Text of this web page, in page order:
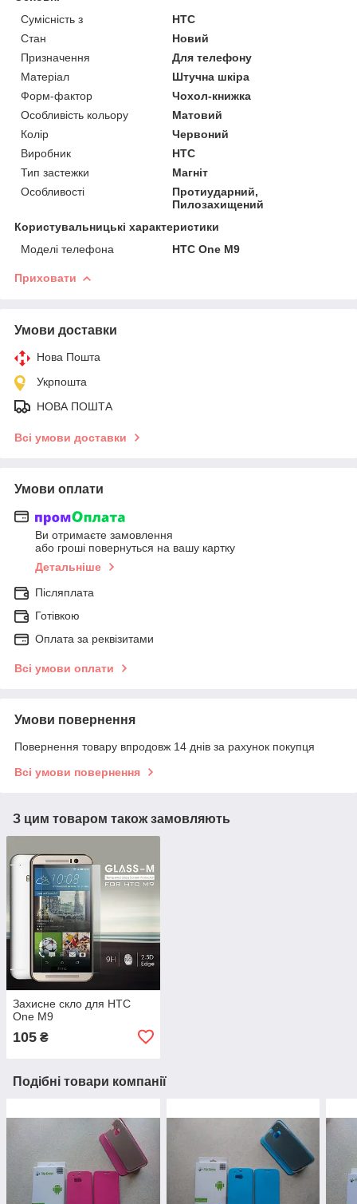
Сумісність з
HTC
Стан
Новий
Призначення
Для телефону
Матеріал
Штучна шкіра
Форм-фактор
Чохол-книжка
Особливість кольору
Матовий
Колір
Червоний
Виробник
HTC
Тип застежки
Магніт
Особливості
Протиударний,
Пилозахищений
Користувальницькі характеристики
Моделі телефона
HTC One M9
Приховати
Умови доставки
Нова Пошта
Укрпошта
НОВА ПОШТА
Всі умови доставки
Умови оплати
Ви отримаєте замовлення
або гроші повернуться на вашу картку
Детальніше
Післяплата
Готівкою
Оплата за реквізитами
Всі умови оплати
Умови повернення
Повернення товару впродовж 14 днів за рахунок покупця
Всі умови повернення
З цим товаром також замовляють
Захисне скло для HTC
One M9
105 ₴
Подібні товари компанії